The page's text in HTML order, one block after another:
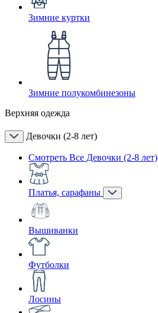
Зимние куртки
Зимние полукомбинезоны
Верхняя одежда
Девочки (2-8 лет)
Смотреть Все Девочки (2-8 лет)
Платья, сарафаны
Вышиванки
Футболки
Лосины